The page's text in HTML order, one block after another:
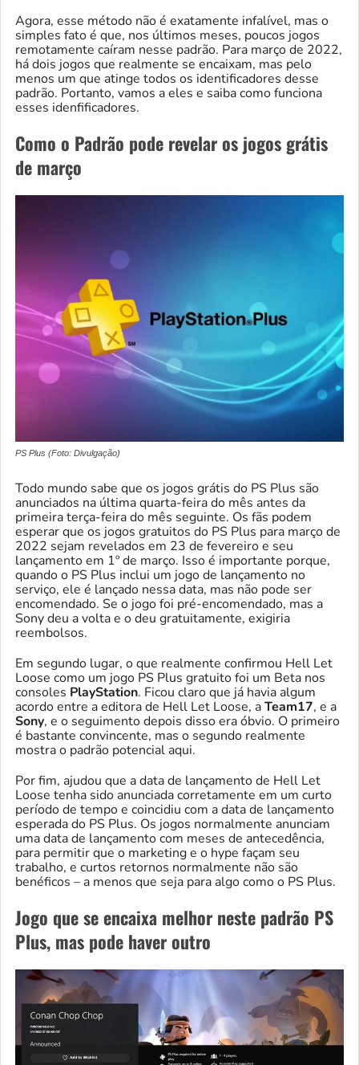
Agora, esse método não é exatamente infalível, mas o
simples fato é que, nos últimos meses, poucos jogos
remotamente caíram nesse padrão. Para março de 2022,
há dois jogos que realmente se encaixam, mas pelo
menos um que atinge todos os identificadores desse
padrão. Portanto, vamos a eles e saiba como funciona
esses idenfificadores.
Como o Padrão pode revelar os jogos grátis
de março
PS Plus (Foto: Divulgação)
Todo mundo sabe que os jogos grátis do PS Plus são
anunciados na última quarta-feira do mês antes da
primeira terça-feira do mês seguinte. Os fãs podem
esperar que os jogos gratuitos do PS Plus para março de
2022 sejam revelados em 23 de fevereiro e seu
lançamento em 1º de março. Isso é importante porque,
quando o PS Plus inclui um jogo de lançamento no
serviço, ele é lançado nessa data, mas não pode ser
encomendado. Se o jogo foi pré-encomendado, mas a
Sony deu a volta e o deu gratuitamente, exigiria
reembolsos.
Em segundo lugar, o que realmente confirmou Hell Let
Loose como um jogo PS Plus gratuito foi um Beta nos
consoles PlayStation. Ficou claro que já havia algum
acordo entre a editora de Hell Let Loose, aTeam17, e a
Sony, e o seguimento depois disso era óbvio. O primeiro
é bastante convincente, mas o segundo realmente
mostra o padrão potencial aqui.
Por fim, ajudou que a data de lançamento de Hell Let
Loose tenha sido anunciada corretamente em um curto
período de tempo e coincidiu com a data de lançamento
esperada do PS Plus. Os jogos normalmente anunciam
uma data de lançamento com meses de antecedência,
para permitir que o marketing e o hype façam seu
trabalho, e curtos retornos normalmente não são
benéficos – a menos que seja para algo como o PS Plus.
Jogo que se encaixa melhor neste padrão PS
Plus, mas pode haver outro